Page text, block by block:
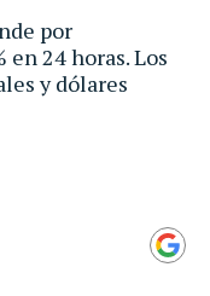
por
24 horas. Los
y dólares